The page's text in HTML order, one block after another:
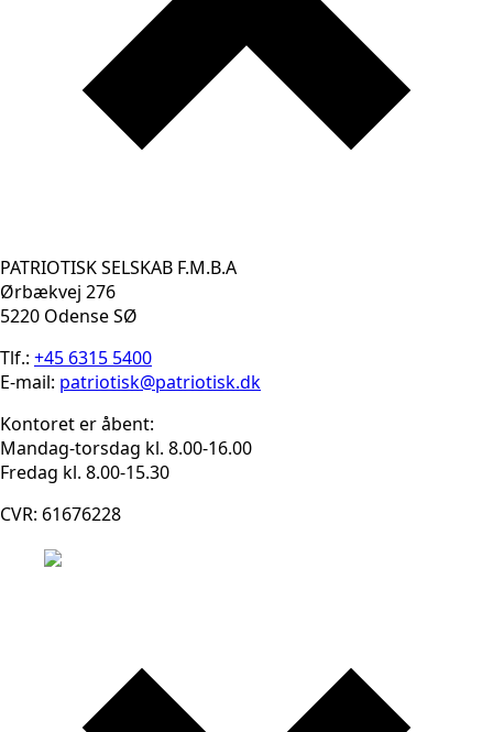
PATRIOTISK SELSKAB F.M.B.A
Ørbækvej 276
5220 Odense SØ
Tlf.: +45 6315 5400
E-mail: patriotisk@patriotisk.dk
Kontoret er åbent:
Mandag-torsdag kl. 8.00-16.00
Fredag kl. 8.00-15.30
CVR: 61676228